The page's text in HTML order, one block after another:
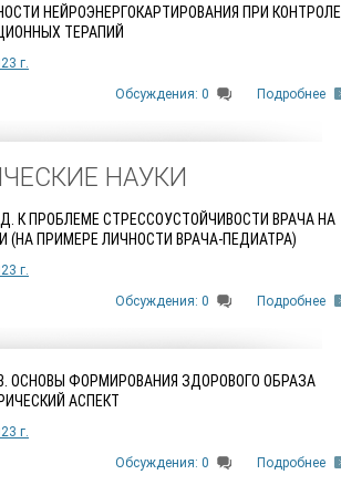
НЕЙРОЭНЕРГОКАРТИРОВАНИЯ ПРИ КОНТРОЛЕ
ТЕРАПИЙ
г.
Обсуждения: 0
Подробнее
НАУКИ
К ПРОБЛЕМЕ СТРЕССОУСТОЙЧИВОСТИ ВРАЧА НА
(НА ПРИМЕРЕ ЛИЧНОСТИ ВРАЧА-ПЕДИАТРА)
г.
Обсуждения: 0
Подробнее
ОСНОВЫ ФОРМИРОВАНИЯ ЗДОРОВОГО ОБРАЗА
АСПЕКТ
г.
Обсуждения: 0
Подробнее